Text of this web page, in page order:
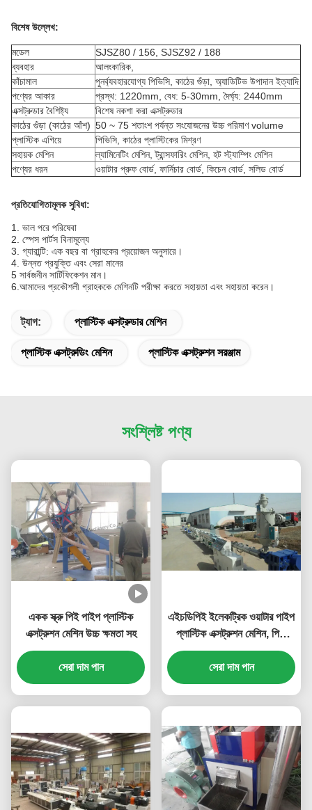
বিশেষ উল্লেখ:
মডেল
SJSZ80 / 156, SJSZ92 / 188
ব্যবহার
আলংকারিক,
কাঁচামাল
পুনর্ব্যবহারযোগ্য পিভিসি, কাঠের গুঁড়া, অ্যাডিটিভ উপাদান ইত্যাদি
পণ্যের আকার
প্রস্থ: 1220mm, বেধ: 5-30mm, দৈর্ঘ্য: 2440mm
এক্সট্রুডার বৈশিষ্ট্য
বিশেষ নকশা করা এক্সট্রুডার
কাঠের গুঁড়া (কাঠের আঁশ) 50 ~ 75 শতাংশ পর্যন্ত সংযোজনের উচ্চ পরিমাণ volume
প্লাস্টিক এগিয়ে
পিভিসি, কাঠের প্লাস্টিকের মিশ্রণ
সহায়ক মেশিন
ল্যামিনেটিং মেশিন, ট্রান্সফারিং মেশিন, হট স্ট্যাম্পিং মেশিন
পণ্যের ধরন
ওয়াটার প্রুফ বোর্ড, ফার্নিচার বোর্ড, কিচেন বোর্ড, সলিড বোর্ড
প্রতিযোগিতামূলক সুবিধা:
1. ভাল পরে পরিষেবা
2. স্পেস পার্টস বিনামূল্যে
3. গ্যারান্টি: এক বছর বা গ্রাহকের প্রয়োজন অনুসারে।
4. উন্নত প্রযুক্তি এবং সেরা মানের
5 সার্বজনীন সার্টিফিকেশন মান।
6.আমাদের প্রকৌশলী গ্রাহককে মেশিনটি পরীক্ষা করতে সহায়তা এবং সহায়তা করেন।
ট্যাগ: প্লাস্টিক এক্সট্রুডার মেশিন
প্লাস্টিক এক্সট্রুডিং মেশিন প্লাস্টিক এক্সট্রুশন সরঞ্জাম
সংশ্লিষ্ট পণ্য
একক স্ক্রু পিই পাইপ প্লাস্টিক
এক্সট্রুশন মেশিন উচ্চ ক্ষমতা সহ
সেরা দাম পান
এইচডিপিই ইলেকট্রিক ওয়াটার পাইপ
প্লাস্টিক এক্সট্রুশন মেশিন, পিপি
ড্রেনেজ পাইপ এক্সট্রুডার
সেরা দাম পান